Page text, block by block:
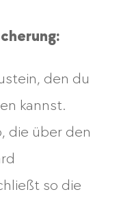
den du
kannst.
die über den
so die